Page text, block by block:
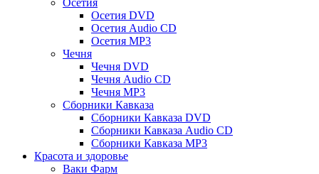
Осетия
Осетия DVD
Осетия Audio CD
Осетия MP3
Чечня
Чечня DVD
Чечня Audio CD
Чечня MP3
Сборники Кавказа
Сборники Кавказа DVD
Сборники Кавказа Audio CD
Сборники Кавказа MP3
Красота и здоровье
Ваки Фарм